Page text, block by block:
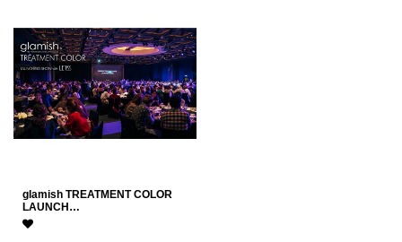
glamish TREATMENT COLOR
LAUNCH…